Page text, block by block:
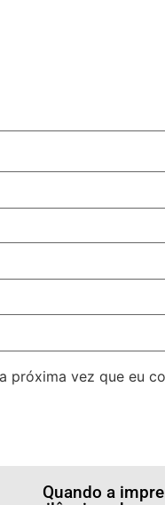
próxima vez que eu
Quando a